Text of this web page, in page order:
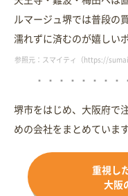
ルマージュ堺では普段の
濡れずに済むのが嬉しい
参照元：スマイティ（https://
堺市をはじめ、大阪府で
めの会社をまとめていま
重視し
大阪